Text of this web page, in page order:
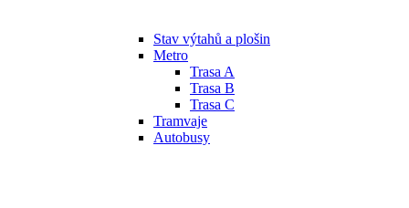
Stav výtahů a plošin
Metro
Trasa A
Trasa B
Trasa C
Tramvaje
Autobusy